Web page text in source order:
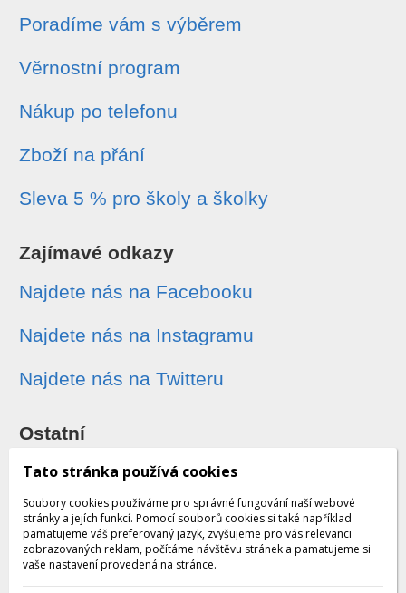
Poradíme vám s výběrem
Věrnostní program
Nákup po telefonu
Zboží na přání
Sleva 5 % pro školy a školky
Zajímavé odkazy
Najdete nás na Facebooku
Najdete nás na Instagramu
Najdete nás na Twitteru
Ostatní
Sledování zásilek
Dárkové poukazy
Obchodní podmínky - archiv
Tato stránka používá cookies
Soubory cookies používáme pro správné fungování naší webové
stránky a jejích funkcí. Pomocí souborů cookies si také například
pamatujeme váš preferovaný jazyk, zvyšujeme pro vás relevanci
zobrazovaných reklam, počítáme návštěvu stránek a pamatujeme si
vaše nastavení provedená na stránce.